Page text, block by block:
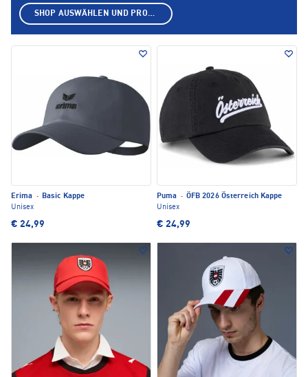
Erima · Basic Kappe
Unisex
€ 24,99
Puma · ÖFB 2026 Österreich Kappe
Unisex
€ 24,99
SHOP AUSWÄHLEN UND PRODUKTE ANZEIGEN